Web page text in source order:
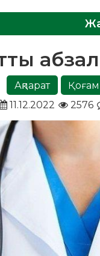
Ақпарат
Қоғам
11.12.2022
2576